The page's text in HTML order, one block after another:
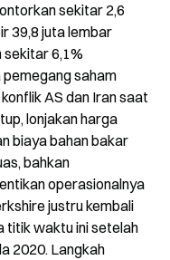
sekitar 2,6
39,8 juta lembar
sekitar 6,1%
pemegang saham
AS dan Iran saat
lonjakan harga
biaya bahan bakar
bahkan
operasionalnya
justru kembali
titik waktu ini setelah
2020. Langkah